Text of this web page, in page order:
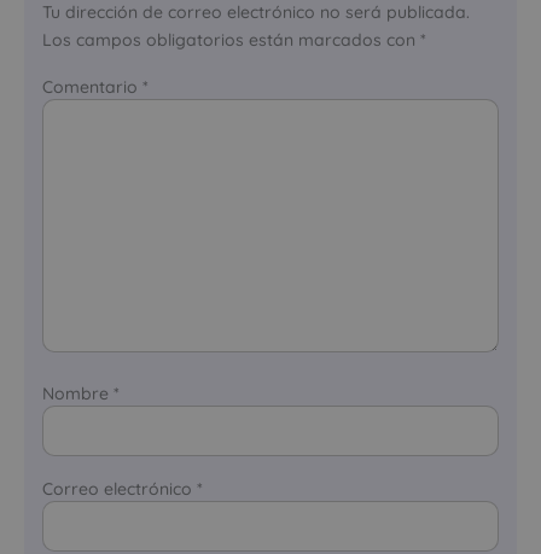
Tu dirección de correo electrónico no será publicada.
Los campos obligatorios están marcados con *
Comentario *
Nombre *
Correo electrónico *